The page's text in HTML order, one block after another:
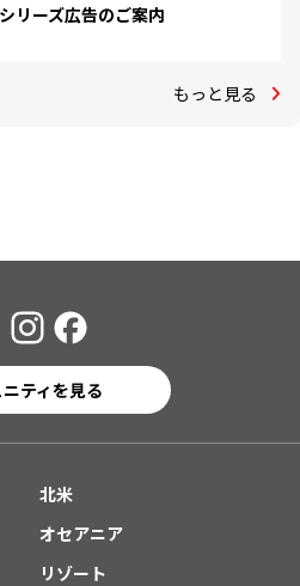
リーズ広告のご案内
もっと見る
ティを見る
北米
オセアニア
リゾート